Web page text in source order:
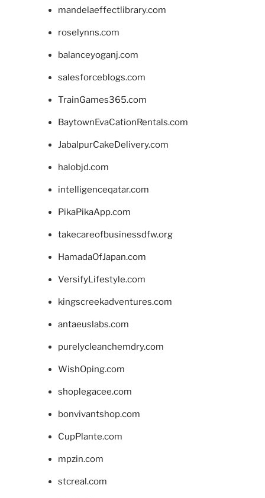
mandelaeffectlibrary.com
roselynns.com
balanceyoganj.com
salesforceblogs.com
TrainGames365.com
BaytownEvaCationRentals.com
JabalpurCakeDelivery.com
halobjd.com
intelligenceqatar.com
PikaPikaApp.com
takecareofbusinessdfw.org
HamadaOfJapan.com
VersifyLifestyle.com
kingscreekadventures.com
antaeuslabs.com
purelycleanchemdry.com
WishOping.com
shoplegacee.com
bonvivantshop.com
CupPlante.com
mpzin.com
stcreal.com